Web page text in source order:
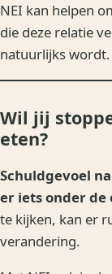
NEI kan helpen
die deze relatie
natuurlijks wordt.
Wil jij
eten?
Schuldgevoel
er iets onder
te kijken, kan er
verandering.